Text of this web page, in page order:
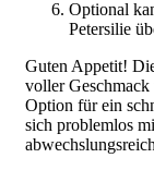
Optional
Petersilie
Guten Appetit!
voller
Option für ein
sich problemlos